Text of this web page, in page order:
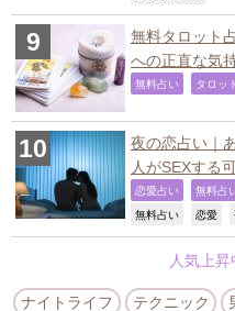
無料タロット
への正直な気
無料占い タロッ
夜の恋占い｜
人がSEXする
恋愛占い 無料占
無料占い 恋愛
人気上
ナイトライフ テクニック